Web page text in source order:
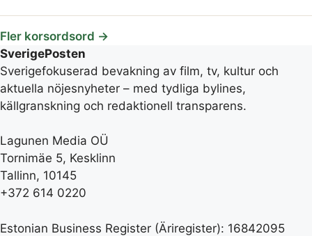
Fler korsordsord →
SverigePosten
Sverigefokuserad bevakning av film, tv, kultur och
aktuella nöjesnyheter – med tydliga bylines,
källgranskning och redaktionell transparens.
Lagunen Media OÜ
Tornimäe 5, Kesklinn
Tallinn, 10145
+372 614 0220
Estonian Business Register (Äriregister): 16842095